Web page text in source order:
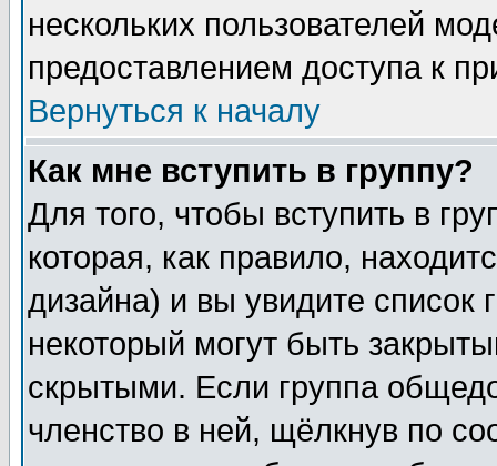
нескольких пользователей
предоставлением доступа к
Вернуться к началу
Как мне вступить в группу?
Для того, чтобы вступить в
которая, как правило,
дизайна) и вы увидите список
некоторый могут быть
скрытыми. Если группа
членство в ней, щёлкнув по